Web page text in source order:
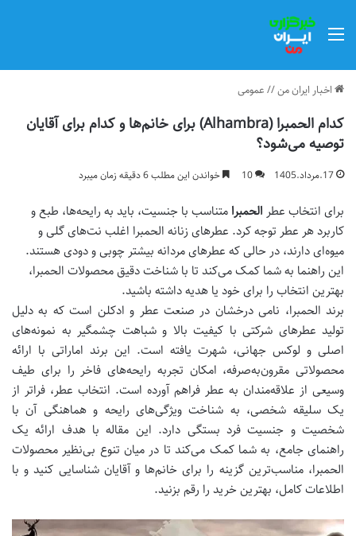
اخبار ایران من// عمومی
کدام الحمبرا (Alhambra) برای خانم‌ها و کدام برای آقایان
توصیه می‌شود؟
17.مرداد.1405 10 خواندن این مطلب 6 دقیقه زمان میبرد
برای انتخاب عطر الحمبرا متناسب با جنسیت، باید به رایحه‌ها، طبع و
کاربرد هر عطر توجه کرد. عطرهای زنانه الحمبرا اغلب نت‌های گلی و
میوه‌ای دارند، در حالی که عطرهای مردانه بیشتر چوبی و دودی هستند.
این راهنما به شما کمک می‌کند تا با شناخت دقیق محصولات الحمبرا،
بهترین انتخاب را برای خود یا هدیه داشته باشید.
برند الحمبرا، نامی درخشان در صنعت عطر و ادکلن است که به دلیل
تولید عطرهای شرکتی با کیفیت بالا و شباهت چشمگیر به نمونه‌های
اصلی و لوکس جهانی، شهرت یافته است. این برند اماراتی با ارائه
محصولاتی مقرون‌به‌صرفه، امکان تجربه رایحه‌های فاخر را برای طیف
وسیعی از علاقه‌مندان به عطر فراهم آورده است. انتخاب عطر، فراتر از
یک سلیقه شخصی، به شناخت ویژگی‌های رایحه و هماهنگی آن با
شخصیت و جنسیت فرد بستگی دارد. این مقاله با هدف ارائه یک
راهنمای جامع، به شما کمک می‌کند تا در میان تنوع بی‌نظیر محصولات
الحمبرا، مناسب‌ترین گزینه را برای خانم‌ها و آقایان شناسایی کنید و با
اطلاعات کامل، بهترین خرید را رقم بزنید.